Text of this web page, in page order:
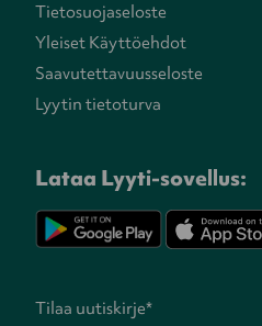
Tietosuojaseloste
Yleiset Käyttöehdot
Saavutettavuusseloste
Lyytin tietoturva
Tilaa uutiskirje*
Lataa Lyyti-sovellus: